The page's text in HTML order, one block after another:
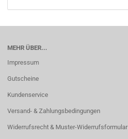
MEHR ÜBER...
Impressum
Gutscheine
Kundenservice
Versand- & Zahlungsbedingungen
Widerrufsrecht & Muster-Widerrufsformular